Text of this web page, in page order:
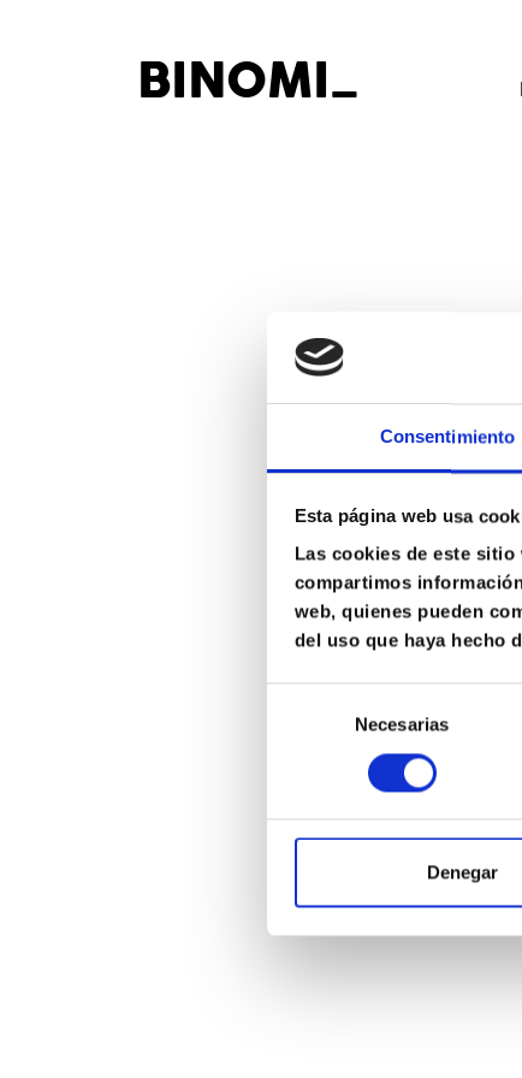
Consentimiento
Esta página web usa
Las cookies de este
compartimos
web, quienes pueden
del uso que haya hecho
consentimiento
Necesarias
Denegar
BINOMI_
_ _ _ _
_ _
_ _